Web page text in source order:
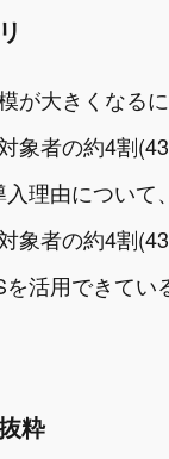
が大きくなる
象者の約4割
入理由について
象者の約4割
を活用できて
粋